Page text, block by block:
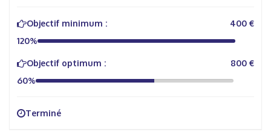
Objectif minimum :
400 €
120%
Objectif optimum :
800 €
60%
Terminé